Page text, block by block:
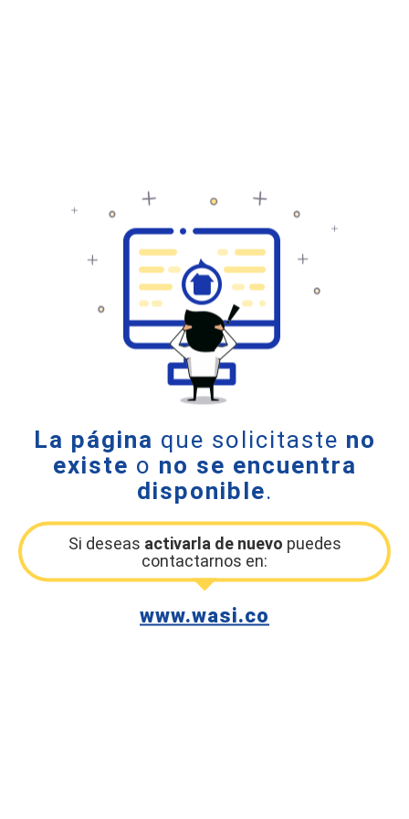
La página que solicitaste no
existe o no se encuentra
disponible.
Si deseas activarla de nuevo puedes
contactarnos en:
www.wasi.co